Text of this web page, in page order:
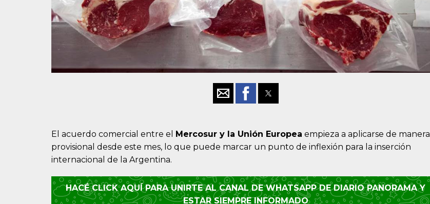
El acuerdo comercial entre el Mercosur y la Unión Europea empieza a aplicarse de manera
provisional desde este mes, lo que puede marcar un punto de inflexión para la inserción
internacional de la Argentina.
HACÉ CLICK AQUÍ PARA UNIRTE AL CANAL DE WHATSAPP DE DIARIO PANORAMA Y
ESTAR SIEMPRE INFORMADO